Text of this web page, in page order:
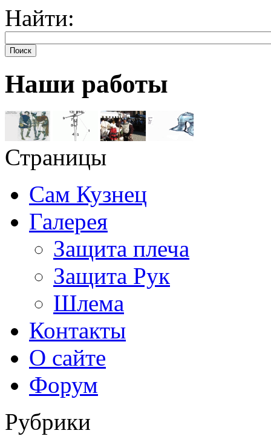
Найти:
Поиск
Наши работы
Страницы
Сам Кузнец
Галерея
Защита плеча
Защита Рук
Шлема
Контакты
О сайте
Форум
Рубрики